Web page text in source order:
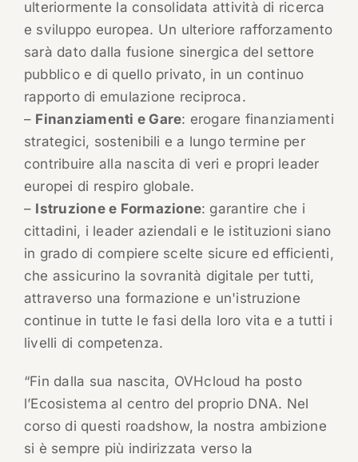
ulteriormente la consolidata attività di ricerca
e sviluppo europea. Un ulteriore rafforzamento
sarà dato dalla fusione sinergica del settore
pubblico e di quello privato, in un continuo
rapporto di emulazione reciproca.
– Finanziamenti e Gare: erogare finanziamenti
strategici, sostenibili e a lungo termine per
contribuire alla nascita di veri e propri leader
europei di respiro globale.
– Istruzione e Formazione: garantire che i
cittadini, i leader aziendali e le istituzioni siano
in grado di compiere scelte sicure ed efficienti,
che assicurino la sovranità digitale per tutti,
attraverso una formazione e un'istruzione
continue in tutte le fasi della loro vita e a tutti i
livelli di competenza.
“Fin dalla sua nascita, OVHcloud ha posto
l’Ecosistema al centro del proprio DNA. Nel
corso di questi roadshow, la nostra ambizione
si è sempre più indirizzata verso la